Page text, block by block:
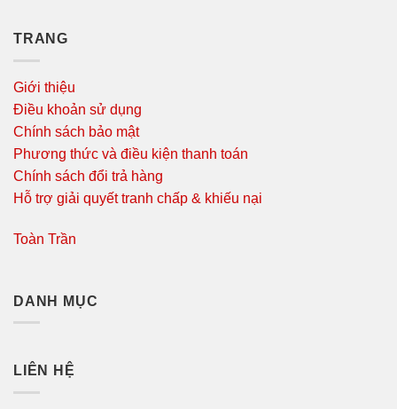
TRANG
Giới thiệu
Điều khoản sử dụng
Chính sách bảo mật
Phương thức và điều kiện thanh toán
Chính sách đổi trả hàng
Hỗ trợ giải quyết tranh chấp & khiếu nại
Toàn Trần
DANH MỤC
LIÊN HỆ